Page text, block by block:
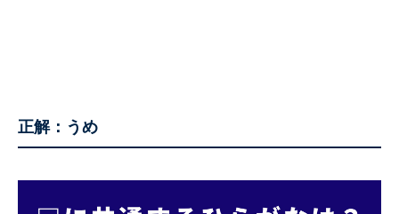
正解：うめ